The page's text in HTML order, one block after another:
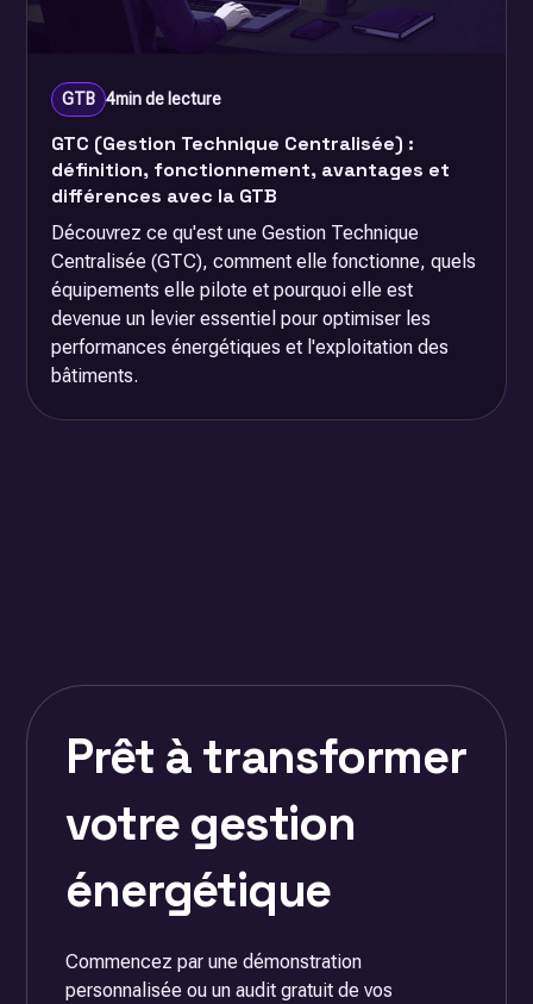
GTB 4min de lecture
GTC (Gestion Technique Centralisée) :
définition, fonctionnement, avantages et
différences avec la GTB
Découvrez ce qu'est une Gestion Technique
Centralisée (GTC), comment elle fonctionne, quels
équipements elle pilote et pourquoi elle est
devenue un levier essentiel pour optimiser les
performances énergétiques et l'exploitation des
bâtiments.
Prêt à transformer
votre gestion
énergétique
Commencez par une démonstration
personnalisée ou un audit gratuit de vos